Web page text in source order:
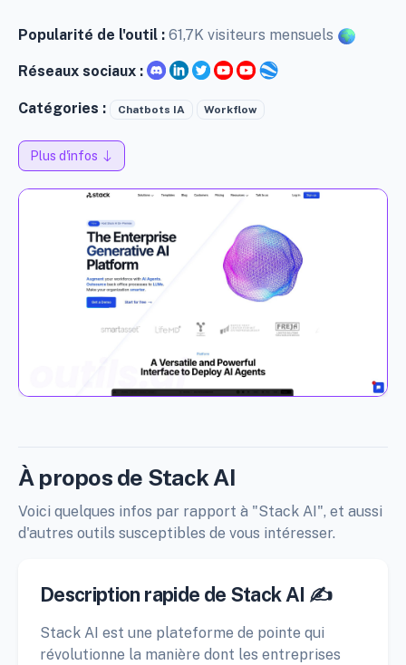
Popularité de l'outil : 61,7K visiteurs mensuels
Réseaux sociaux :
Catégories : Chatbots IA Workflow
Plus d'infos
À propos de Stack AI
Voici quelques infos par rapport à "Stack AI", et aussi
d'autres outils susceptibles de vous intéresser.
Description rapide de Stack AI ✍️
Stack AI est une plateforme de pointe qui
révolutionne la manière dont les entreprises